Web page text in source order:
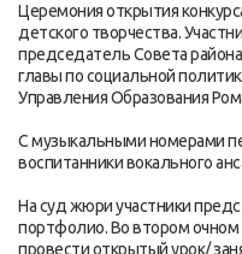
Церемония открытия
детского творчества.
председатель Совета
главы по социальной
Управления Образования
С музыкальными номерами
воспитанники вокального
На суд жюри участники
портфолио. Во втором очном
провести открытый урок/